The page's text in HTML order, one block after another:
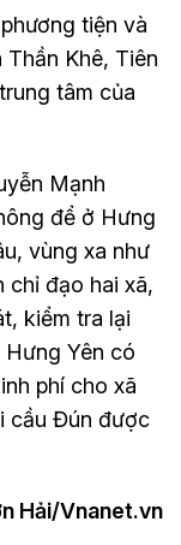
tiện và
Khê, Tiên
tâm của
Mạnh
để ở Hưng
vùng xa như
chỉ đạo hai xã,
kiểm tra lại
Yên có
phí cho xã
cầu Đún được
Hải/Vnanet.vn